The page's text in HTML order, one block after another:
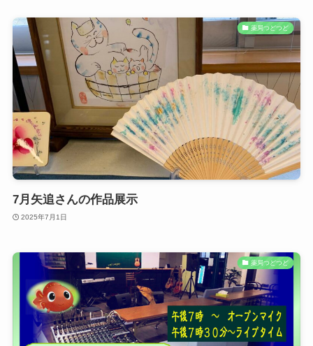
薬局つどつど
7月矢追さんの作品展示
2025年7月1日
薬局つどつど